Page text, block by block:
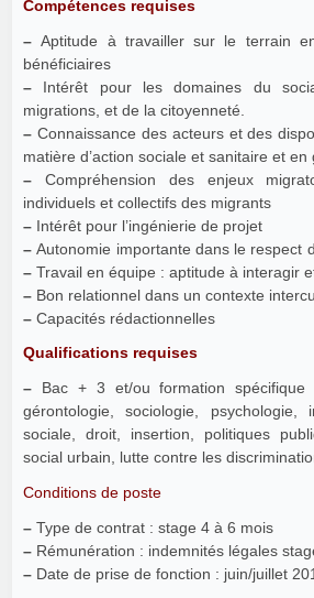
Compétences requises
– Aptitude à travailler sur le terrain
bénéficiaires
– Intérêt pour les domaines du
migrations, et de la citoyenneté.
– Connaissance des acteurs et des
matière d’action sociale et sanitaire et en
– Compréhension des enjeux
individuels et collectifs des migrants
– Intérêt pour l’ingénierie de projet
– Autonomie importante dans le respect
– Travail en équipe : aptitude à interagir
– Bon relationnel dans un contexte
– Capacités rédactionnelles
Qualifications requises
– Bac + 3 et/ou formation spécifique
gérontologie, sociologie, psychologie,
sociale, droit, insertion, politiques
social urbain, lutte contre les
Conditions de poste
– Type de contrat : stage 4 à 6 mois
– Rémunération : indemnités légales
– Date de prise de fonction : juin/juillet